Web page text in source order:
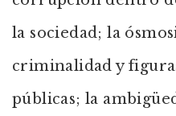
la sociedad; la
criminalidad y
públicas; la